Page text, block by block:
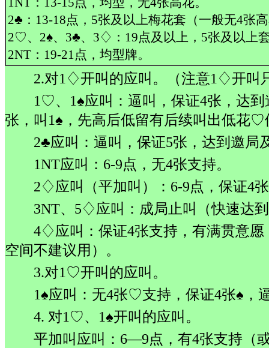
2♣：13-18点，5张及以上梅花套（一般无4张
2♡、2♠、3♣、3♢：19点及以上，5张及以上
2NT：19-21点，均型牌。
2.对1♢开叫的应叫。（注意1♢开叫
1♡、1♠应叫：逼叫，保证4张，达
张，叫1♠，先高后低留有后续叫出低花
2♣应叫：逼叫，保证5张，达到邀局
1NT应叫：6-9点，无4张支持。
2♢应叫（平加叫）：6-9点，保证4
3NT、5♢应叫：成局止叫（快速达
4♢应叫：保证4张支持，有满贯意
空间不建议用）。
3.对1♡开叫的应叫。
1♠应叫：无4张♡支持，保证4张♠，
4. 对1♡、1♠开叫的应叫。
平加叫应叫：6—9点，有4张支持（